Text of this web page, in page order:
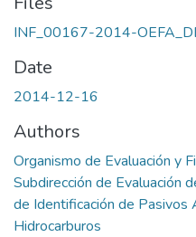
INF_00167-2014-
Date
2014-12-16
Authors
Organismo de Evaluación y
Subdirección de Evaluación
de Identificación de
Hidrocarburos